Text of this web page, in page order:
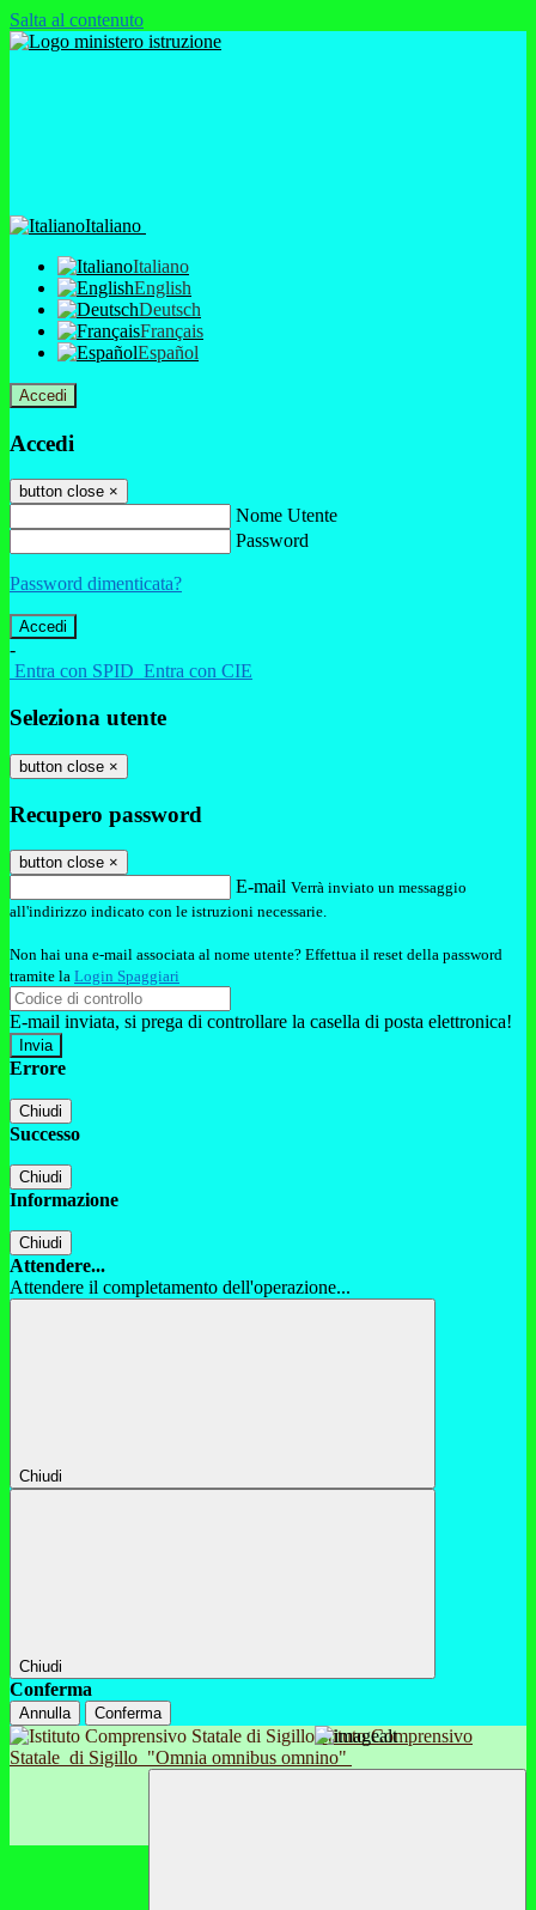
Salta al contenuto
Italiano
Italiano
English
Deutsch
Français
Español
Accedi
Accedi
button close ×
Nome Utente
Password
Password dimenticata?
-
Entra con SPID Entra con CIE
Seleziona utente
button close ×
Recupero password
button close ×
E-mail Verrà inviato un messaggio
all'indirizzo indicato con le istruzioni necessarie.
Non hai una e-mail associata al nome utente? Effettua il reset della password
tramite la Login Spaggiari
E-mail inviata, si prega di controllare la casella di posta elettronica!
Errore
Chiudi
Successo
Chiudi
Informazione
Chiudi
Attendere...
Attendere il completamento dell'operazione...
Chiudi
Chiudi
Conferma
Annulla Conferma
Istituto Comprensivo
Statale di Sigillo "Omnia omnibus omnino"